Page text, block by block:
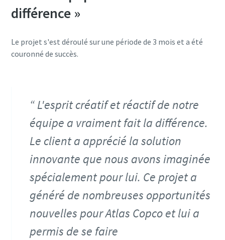
différence »
Le projet s'est déroulé sur une période de 3 mois et a été
couronné de succès.
L'esprit créatif et réactif de notre
équipe a vraiment fait la différence.
Le client a apprécié la solution
innovante que nous avons imaginée
spécialement pour lui. Ce projet a
généré de nombreuses opportunités
nouvelles pour Atlas Copco et lui a
permis de se faire